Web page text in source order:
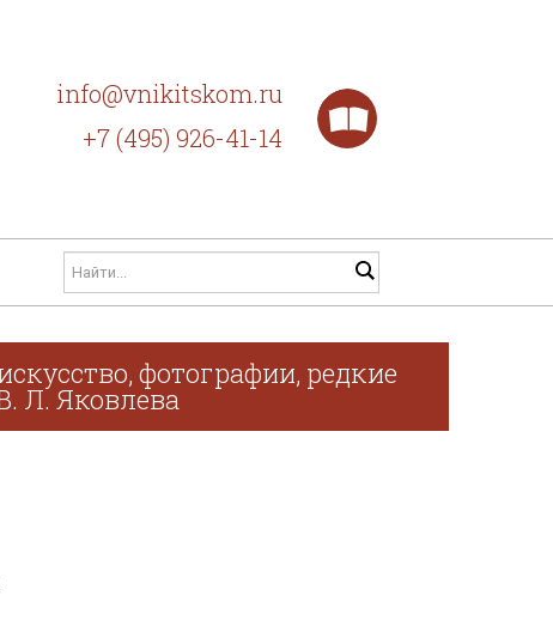
info@vnikitskom.ru
+7 (495) 926-41-14
фотографии, редкие
Л. Яковлева